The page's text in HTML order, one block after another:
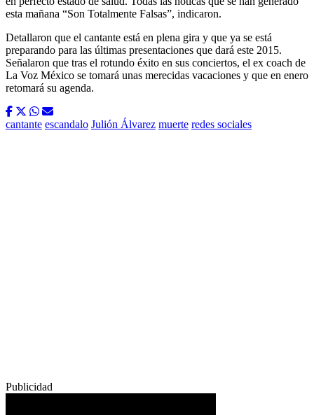
esta mañana “Son Totalmente Falsas”, indicaron.
Detallaron que el cantante está en plena gira y que ya se está
preparando para las últimas presentaciones que dará este 2015.
Señalaron que tras el rotundo éxito en sus conciertos, el ex coach de
La Voz México se tomará unas merecidas vacaciones y que en enero
retomará su agenda.
cantante escandalo Julión Álvarez muerte redes sociales
Publicidad